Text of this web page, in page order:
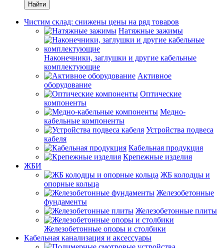
Найти
Чистим склад: снижены цены на ряд товаров
Натяжные зажимы
Наконечники, заглушки и другие кабельные
комплектующие
Активное
оборудование
Оптические
компоненты
Медно-
кабельные компоненты
Устройства подвеса
кабеля
Кабельная продукция
Крепежные изделия
ЖБИ
ЖБ колодцы и
опорные кольца
Железобетонные
фундаменты
Железобетонные плиты
Железобетонные опоры и столбики
Кабельная канализация и аксессуары